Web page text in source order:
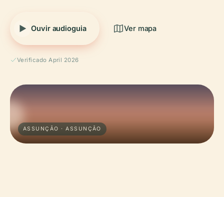
Ouvir audioguia Ver mapa
Verificado April 2026
ASSUNÇÃO · ASSUNÇÃO